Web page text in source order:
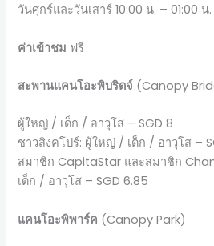
วันศุกร์และวันเสาร์ 10:00 น. – 01:00
ค่าเข้าชม ฟรี
สะพานแคนโอะพิบริดจ์ (Canopy
ผู้ใหญ่ / เด็ก / อาวุโส – SGD 8
ชาวสิงคโปร์: ผู้ใหญ่ / เด็ก / อาวุโส –
สมาชิก CapitaStar และสมาชิก
เด็ก / อาวุโส – SGD 6.85
แคนโอะพิพาร์ค (Canopy Park)